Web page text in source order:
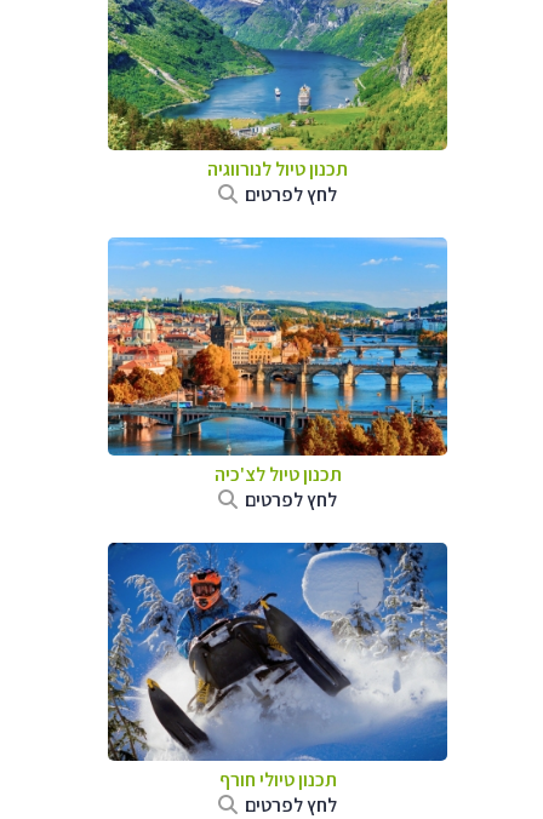
תכנון טיול לנורווגיה
לחץ לפרטים
תכנון טיול לצ'כיה
לחץ לפרטים
תכנון טיולי חורף
לחץ לפרטים